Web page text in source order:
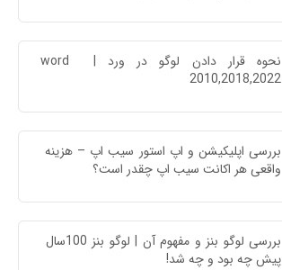
نحوه قرار دادن لوگو در ورد | word
2010,2018,2022
بررسی اپلیکیشن و اپ استور سیب اپ – هزینه
واقعی هر اکانت سیب اپ چقدر است؟
بررسی لوگو بنز و مفهوم آن | لوگو بنز 100سال
پیش چه بود و چه شد!